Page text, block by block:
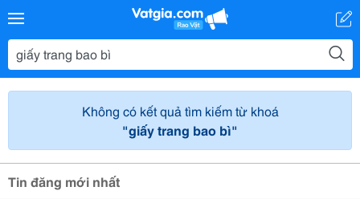
Không có kết quả tìm kiếm từ khoá
"giấy trang bao bì"
Tin đăng mới nhất